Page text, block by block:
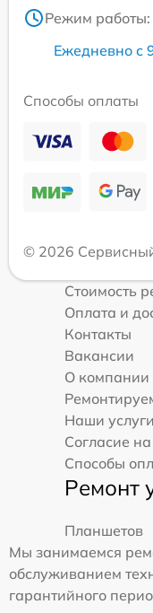
Режим работы:
Ежедневно с
Способы оплаты
© 2026
Стоимость
Оплата и
Контакты
Вакансии
О компании
Наши услуги
Согласие
Способы
Ремонт
Планшетов
Мы занимаемся
обслуживанием
гарантийного